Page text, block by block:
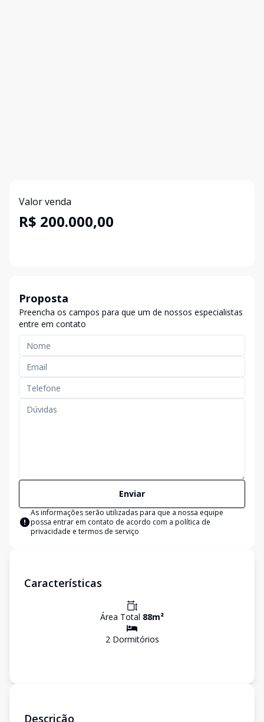
Valor venda
R$ 200.000,00
Proposta
Preencha os campos para que um de nossos especialistas
entre em contato
Enviar
As informações serão utilizadas para que a nossa equipe
possa entrar em contato de acordo com a política de
privacidade e termos de serviço
Características
Área Total 88m²
2Dormitórios
Descrição